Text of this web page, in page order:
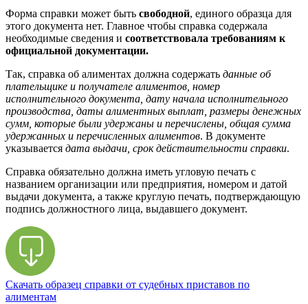
Форма справки может быть свободной, единого образца для
этого документа нет. Главное чтобы справка содержала
необходимые сведения и соответствовала требованиям к
официальной документации.
Так, справка об алиментах должна содержать данные об
плательщике и получателе алиментов, номер
исполнительного документа, дату начала исполнительного
производства, даты алиментных выплат, размеры денежных
сумм, которые были удержаны и перечислены, общая сумма
удержанных и перечисленных алиментов. В документе
указывается дата выдачи, срок действительности справки.
Справка обязательно должна иметь угловую печать с
названием организации или предприятия, номером и датой
выдачи документа, а также круглую печать, подтверждающую
подпись должностного лица, выдавшего документ.
Скачать образец справки от судебных приставов по
алиментам